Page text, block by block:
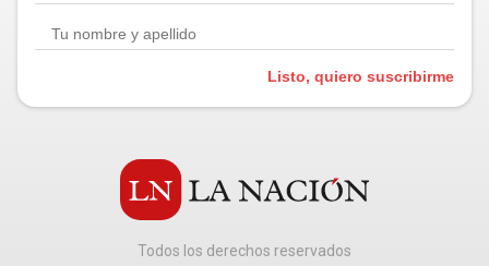
Listo, quiero suscribirme
Todos los derechos reservados